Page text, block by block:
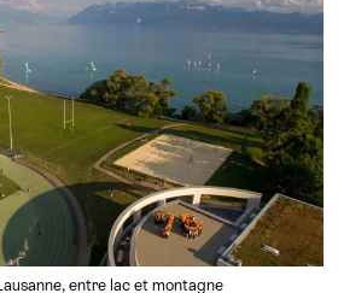
entre lac et montagne